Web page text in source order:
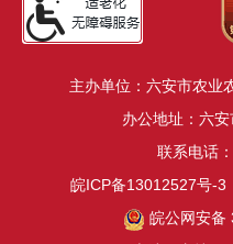
主办单位：六安市农业
办公地址：六
联系电话
皖ICP备13012527号-3
皖公网安备